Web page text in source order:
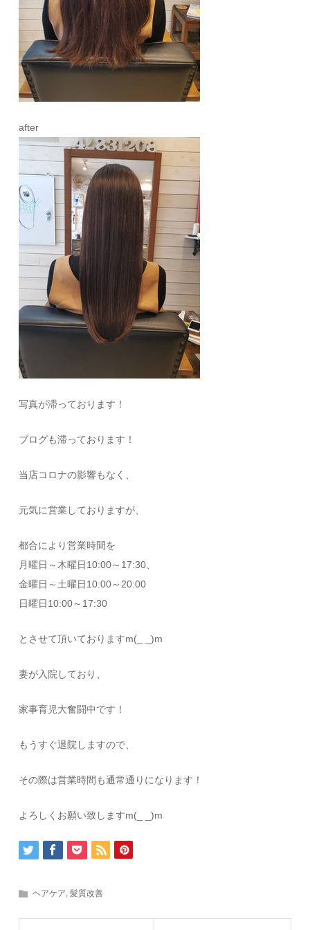
after
写真が滞っております！
ブログも滞っております！
当店コロナの影響もなく、
元気に営業しておりますが、
都合により営業時間を
月曜日～木曜日10:00～17:30、
金曜日～土曜日10:00～20:00
日曜日10:00～17:30
とさせて頂いておりますm(_ _)m
妻が入院しており、
家事育児大奮闘中です！
もうすぐ退院しますので、
その際は営業時間も通常通りになります！
よろしくお願い致しますm(_ _)m
ヘアケア,髪質改善